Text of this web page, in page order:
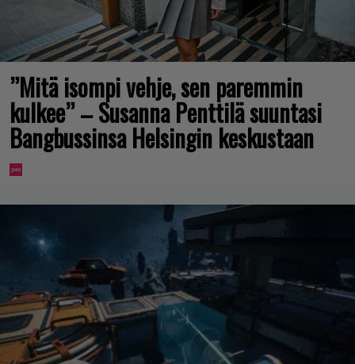
”Mitä isompi vehje, sen paremmin
kulkee” – Susanna Penttilä suuntasi
Bangbussinsa Helsingin keskustaan